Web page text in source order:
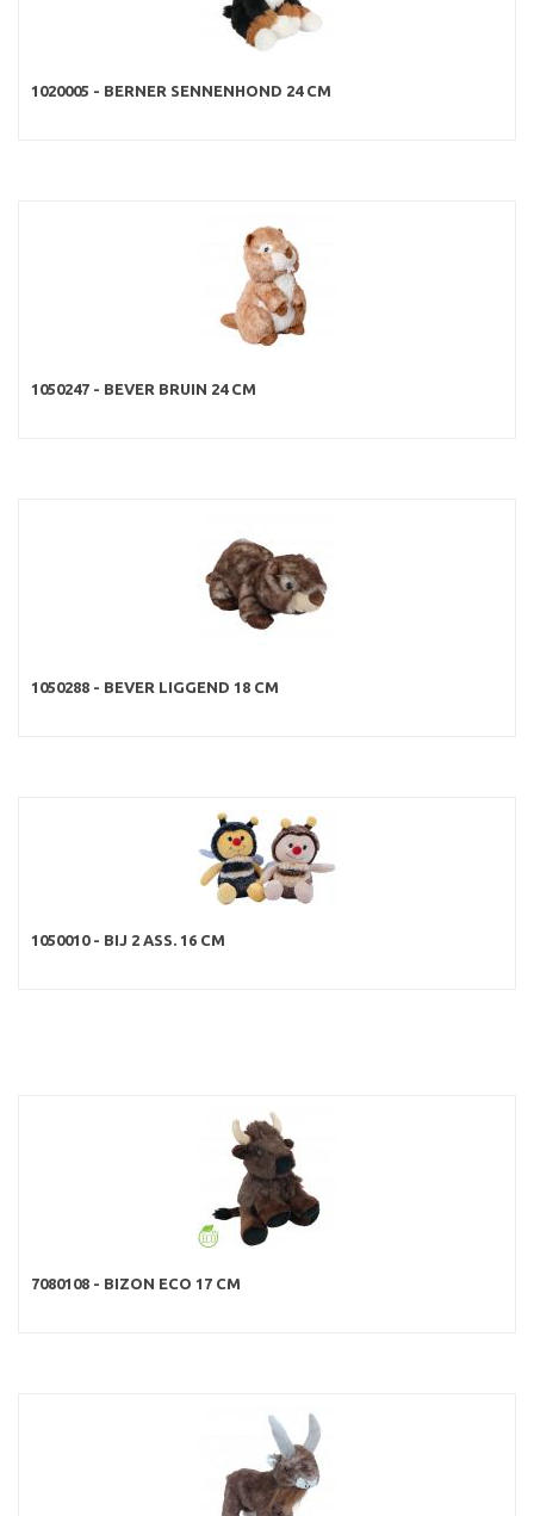
1020005 - BERNER SENNENHOND 24 CM
1050247 - BEVER BRUIN 24 CM
1050288 - BEVER LIGGEND 18 CM
1050010 - BIJ 2 ASS. 16 CM
7080108 - BIZON ECO 17 CM